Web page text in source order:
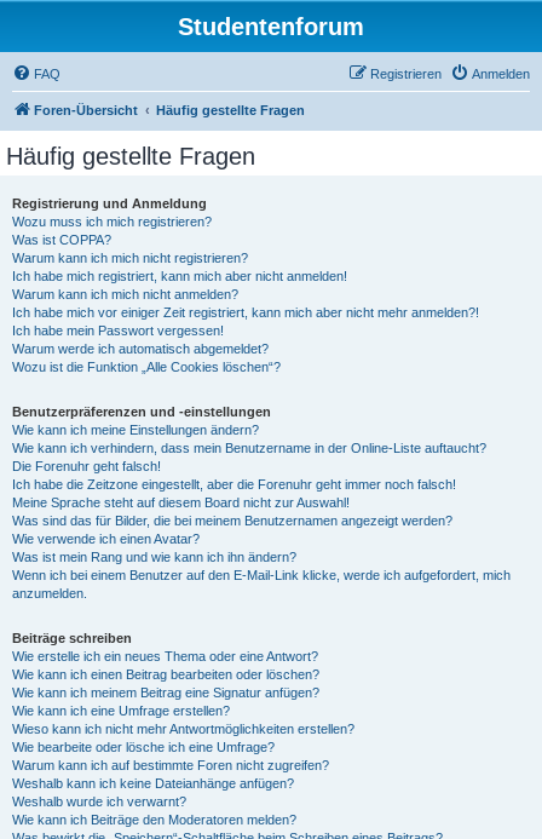
Studentenforum
FAQ Anmelden
Registrieren
Foren-Übersicht Häufig gestellte Fragen
Häufig gestellte Fragen
Registrierung und Anmeldung
Wozu muss ich mich registrieren?
Was ist COPPA?
Warum kann ich mich nicht registrieren?
Ich habe mich registriert, kann mich aber nicht anmelden!
Warum kann ich mich nicht anmelden?
Ich habe mich vor einiger Zeit registriert, kann mich aber nicht mehr anmelden?!
Ich habe mein Passwort vergessen!
Warum werde ich automatisch abgemeldet?
Wozu ist die Funktion „Alle Cookies löschen“?
Benutzerpräferenzen und -einstellungen
Wie kann ich meine Einstellungen ändern?
Wie kann ich verhindern, dass mein Benutzername in der Online-Liste auftaucht?
Die Forenuhr geht falsch!
Ich habe die Zeitzone eingestellt, aber die Forenuhr geht immer noch falsch!
Meine Sprache steht auf diesem Board nicht zur Auswahl!
Was sind das für Bilder, die bei meinem Benutzernamen angezeigt werden?
Wie verwende ich einen Avatar?
Was ist mein Rang und wie kann ich ihn ändern?
Wenn ich bei einem Benutzer auf den E-Mail-Link klicke, werde ich aufgefordert, mich
anzumelden.
Beiträge schreiben
Wie erstelle ich ein neues Thema oder eine Antwort?
Wie kann ich einen Beitrag bearbeiten oder löschen?
Wie kann ich meinem Beitrag eine Signatur anfügen?
Wie kann ich eine Umfrage erstellen?
Wieso kann ich nicht mehr Antwortmöglichkeiten erstellen?
Wie bearbeite oder lösche ich eine Umfrage?
Warum kann ich auf bestimmte Foren nicht zugreifen?
Weshalb kann ich keine Dateianhänge anfügen?
Weshalb wurde ich verwarnt?
Wie kann ich Beiträge den Moderatoren melden?